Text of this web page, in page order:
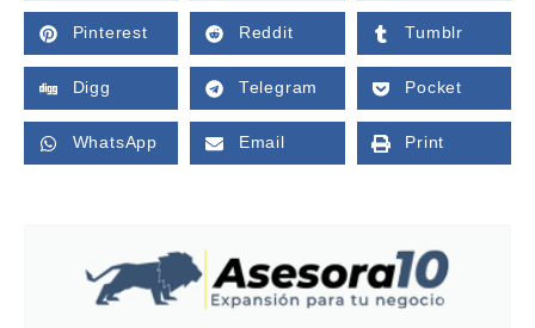
Pinterest Reddit Tumblr
Digg Telegram Pocket
WhatsApp Email Print